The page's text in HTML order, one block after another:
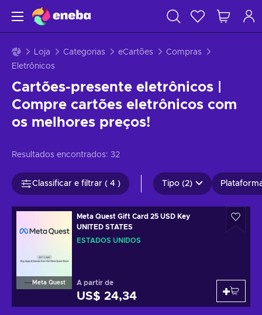
Loja Categorias eCartões
Compras
Eletrônicos
Cartões-presente eletrônicos |
Compre cartões eletrônicos com
os melhores preços!
Resultados encontrados: 32
Classificar e filtrar ( 4 ) Tipo (2)
Meta Quest
Meta Quest Gift Card 25 USD Key
UNITED STATES
ESTADOS UNIDOS
A partir de
US$ 24,34